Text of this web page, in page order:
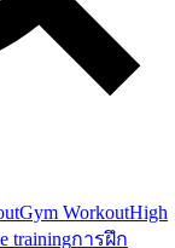
Gym WorkoutHigh
trainingการฝึก